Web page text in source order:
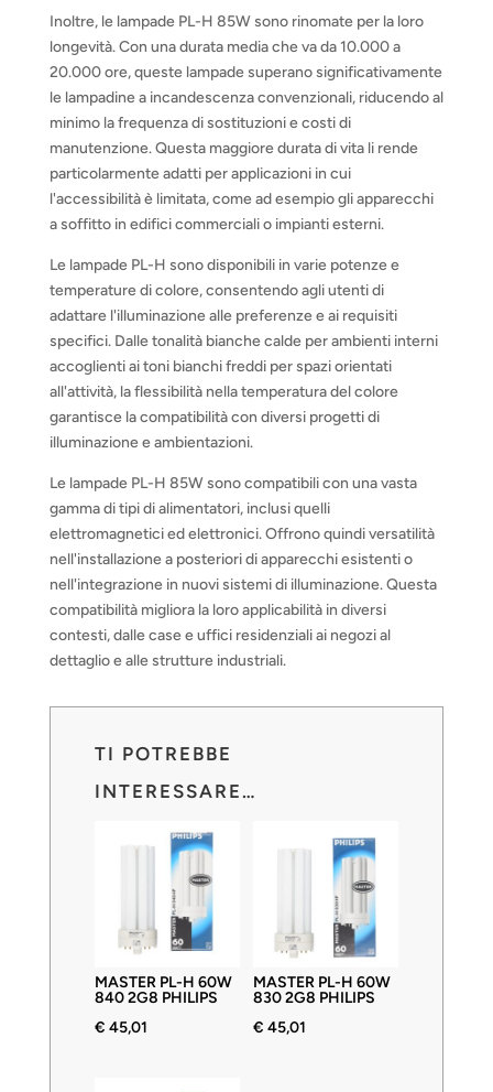
Inoltre, le lampade PL-H 85W sono rinomate per la loro
longevità. Con una durata media che va da 10.000 a
20.000 ore, queste lampade superano significativamente
le lampadine a incandescenza convenzionali, riducendo al
minimo la frequenza di sostituzioni e costi di
manutenzione. Questa maggiore durata di vita li rende
particolarmente adatti per applicazioni in cui
l'accessibilità è limitata, come ad esempio gli apparecchi
a soffitto in edifici commerciali o impianti esterni.
Le lampade PL-H sono disponibili in varie potenze e
temperature di colore, consentendo agli utenti di
adattare l'illuminazione alle preferenze e ai requisiti
specifici. Dalle tonalità bianche calde per ambienti interni
accoglienti ai toni bianchi freddi per spazi orientati
all'attività, la flessibilità nella temperatura del colore
garantisce la compatibilità con diversi progetti di
illuminazione e ambientazioni.
Le lampade PL-H 85W sono compatibili con una vasta
gamma di tipi di alimentatori, inclusi quelli
elettromagnetici ed elettronici. Offrono quindi versatilità
nell'installazione a posteriori di apparecchi esistenti o
nell'integrazione in nuovi sistemi di illuminazione. Questa
compatibilità migliora la loro applicabilità in diversi
contesti, dalle case e uffici residenziali ai negozi al
dettaglio e alle strutture industriali.
TI POTREBBE
INTERESSARE…
MASTER PL-H 60W
840 2G8 PHILIPS
€ 45,01
MASTER PL-H 60W
830 2G8 PHILIPS
€ 45,01